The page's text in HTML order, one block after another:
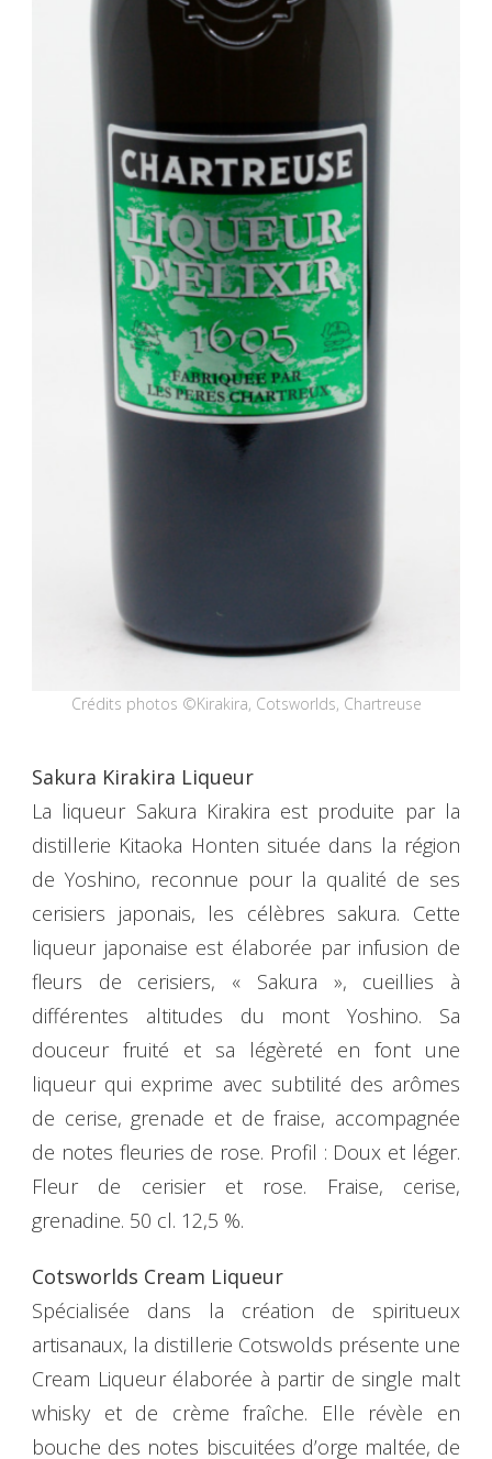
Crédits photos ©Kirakira, Cotsworlds, Chartreuse
Sakura Kirakira Liqueur
La liqueur Sakura Kirakira est produite par la
distillerie Kitaoka Honten située dans la région
de Yoshino, reconnue pour la qualité de ses
cerisiers japonais, les célèbres sakura. Cette
liqueur japonaise est élaborée par infusion de
fleurs de cerisiers, « Sakura », cueillies à
différentes altitudes du mont Yoshino. Sa
douceur fruité et sa légèreté en font une
liqueur qui exprime avec subtilité des arômes
de cerise, grenade et de fraise, accompagnée
de notes fleuries de rose. Profil : Doux et léger.
Fleur de cerisier et rose. Fraise, cerise,
grenadine. 50 cl. 12,5 %.
Cotsworlds Cream Liqueur
Spécialisée dans la création de spiritueux
artisanaux, la distillerie Cotswolds présente une
Cream Liqueur élaborée à partir de single malt
whisky et de crème fraîche. Elle révèle en
bouche des notes biscuitées d’orge maltée, de